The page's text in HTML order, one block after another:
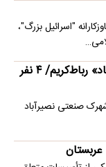
"اسرائیل بزرگ"،
آتش‌سوزی در یک واحد صنعتی «نصیرآباد» رباط‌کریم/ ۴ نفر
صنعتی نصیرآباد